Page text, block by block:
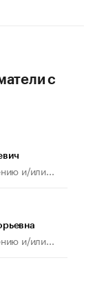
с
и/или...
и/или...